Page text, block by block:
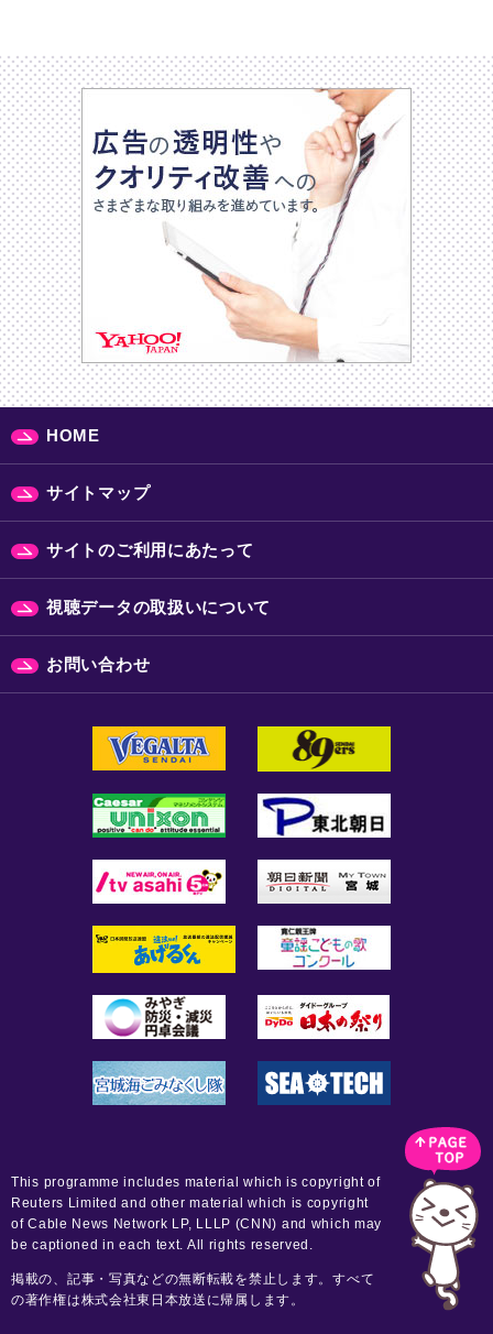
HOME
サイトマップ
サイトのご利用にあたって
視聴データの取扱いについて
お問い合わせ
This programme includes material which is copyright of
Reuters Limited and other material which is copyright
of Cable News Network LP, LLLP (CNN) and which may
be captioned in each text. All rights reserved.
掲載の、記事・写真などの無断転載を禁止します。すべて
の著作権は株式会社東日本放送に帰属します。